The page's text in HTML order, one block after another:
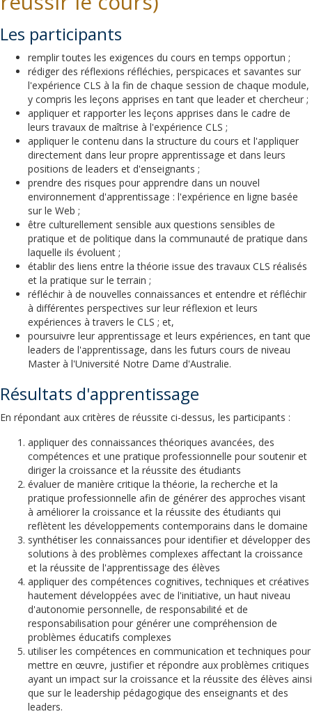
Les participants
remplir toutes les exigences du cours en temps opportun ;
rédiger des réflexions réfléchies, perspicaces et savantes sur
l'expérience CLS à la fin de chaque session de chaque module,
y compris les leçons apprises en tant que leader et chercheur ;
appliquer et rapporter les leçons apprises dans le cadre de
leurs travaux de maîtrise à l'expérience CLS ;
appliquer le contenu dans la structure du cours et l'appliquer
directement dans leur propre apprentissage et dans leurs
positions de leaders et d'enseignants ;
prendre des risques pour apprendre dans un nouvel
environnement d'apprentissage : l'expérience en ligne basée
sur le Web ;
être culturellement sensible aux questions sensibles de
pratique et de politique dans la communauté de pratique dans
laquelle ils évoluent ;
établir des liens entre la théorie issue des travaux CLS réalisés
et la pratique sur le terrain ;
réfléchir à de nouvelles connaissances et entendre et réfléchir
à différentes perspectives sur leur réflexion et leurs
expériences à travers le CLS ; et,
poursuivre leur apprentissage et leurs expériences, en tant que
leaders de l'apprentissage, dans les futurs cours de niveau
Master à l'Université Notre Dame d'Australie.
Résultats d'apprentissage
En répondant aux critères de réussite ci-dessus, les participants :
appliquer des connaissances théoriques avancées, des
compétences et une pratique professionnelle pour soutenir et
diriger la croissance et la réussite des étudiants
évaluer de manière critique la théorie, la recherche et la
pratique professionnelle afin de générer des approches visant
à améliorer la croissance et la réussite des étudiants qui
reflètent les développements contemporains dans le domaine
synthétiser les connaissances pour identifier et développer des
solutions à des problèmes complexes affectant la croissance
et la réussite de l'apprentissage des élèves
appliquer des compétences cognitives, techniques et créatives
hautement développées avec de l'initiative, un haut niveau
d'autonomie personnelle, de responsabilité et de
responsabilisation pour générer une compréhension de
problèmes éducatifs complexes
utiliser les compétences en communication et techniques pour
mettre en œuvre, justifier et répondre aux problèmes critiques
ayant un impact sur la croissance et la réussite des élèves ainsi
que sur le leadership pédagogique des enseignants et des
leaders.